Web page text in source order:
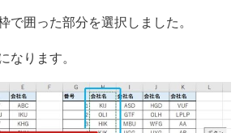
で囲った部分を選択しました。
なります。